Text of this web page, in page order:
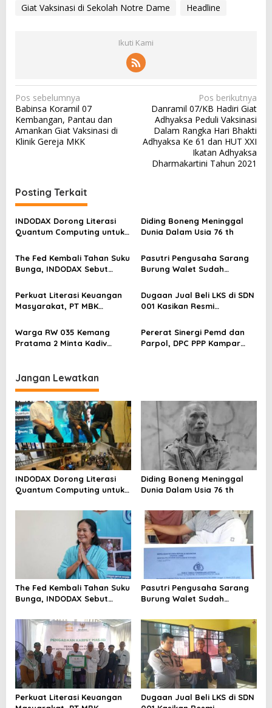
Giat Vaksinasi di Sekolah Notre Dame
Headline
Ikuti Kami
N
a
v
i
s
i
p
o
s
Pos sebelumnya
Babinsa Koramil 07
Kembangan, Pantau dan
Amankan Giat Vaksinasi di
Klinik Gereja MKK
Pos berikutnya
Danramil 07/KB Hadiri Giat
Adhyaksa Peduli Vaksinasi
Dalam Rangka Hari Bhakti
Adhyaksa Ke 61 dan HUT XXI
Ikatan Adhyaksa
Dharmakartini Tahun 2021
Posting Terkait
INDODAX Dorong Literasi
Quantum Computing untuk
Blockchain
Diding Boneng Meninggal
Dunia Dalam Usia 76 th
The Fed Kembali Tahan Suku
Bunga, INDODAX Sebut
Sentimen Pasar
Pasutri Pengusaha Sarang
Burung Walet Sudah
Pelapor Desak Polda Jambi
Segera Lakukan Penahanan
Perkuat Literasi Keuangan
Masyarakat, PT MBK
Karpet Masjid di Pakuhaji
Dugaan Jual Beli LKS di SDN
001 Kasikan Resmi
Kampar, Pemred – Pimum
Metroterkini.id Desak Usut
Kasus Ini
Warga RW 035 Kemang
Pratama 2 Minta Kadiv
Metro Bekasi Kota
Pererat Sinergi Pemd dan
Parpol, DPC PPP Kampar
Jangan Lewatkan
INDODAX Dorong Literasi
Quantum Computing untuk
Blockchain
Diding Boneng Meninggal
Dunia Dalam Usia 76 th
The Fed Kembali Tahan Suku
Bunga, INDODAX Sebut
Sentimen Pasar
Pasutri Pengusaha Sarang
Burung Walet Sudah
Pelapor Desak Polda Jambi
Segera Lakukan Penahanan
Perkuat Literasi Keuangan
Dugaan Jual Beli LKS di SDN